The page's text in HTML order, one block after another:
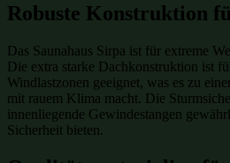
Robuste Konstruktion
Das Saunahaus Sirpa ist für extreme
Die extra starke Dachkonstruktion ist
Windlastzonen geeignet, was es zu
mit rauem Klima macht. Die
innenliegende Gewindestangen
Sicherheit bieten.